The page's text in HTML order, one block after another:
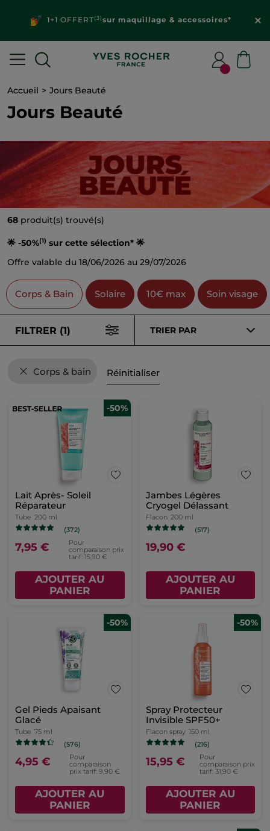
Découvrez vosoffres personnalisées dans votre
espace client
Accueil Jours Beauté
Jours Beauté
68 produit(s) trouvé(s)
🌟 -50%(1) sur cette sélection* 🌟
Offre valable du 18/06/2026 au 29/07/2026
Corps & Bain Solaire 10€ max Soin visage
FILTRER (1) TRIER PAR
Corps & bain Réinitialiser
-50%
Lait Après- Soleil
Réparateur
Tube 200 ml
(372)
7,95 €
Pour
comparaison prix
tarif: 15,90 €
AJOUTER AU
PANIER
Jambes Légères
Cryogel Délassant
Flacon 200 ml
(517)
19,90 €
AJOUTER AU
PANIER
-50%
Gel Pieds Apaisant
Glacé
Tube 75 ml
(576)
4,95 €
Pour
comparaison
prix tarif: 9,90 €
AJOUTER AU
PANIER
-50%
Spray Protecteur
Invisible SPF50+
Flacon spray 150 ml
(216)
15,95 €
Pour
comparaison prix
tarif: 31,90 €
AJOUTER AU
PANIER